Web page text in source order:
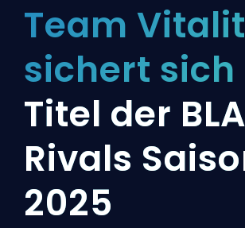
Team
sichert sich
Titel der
Rivals
2025